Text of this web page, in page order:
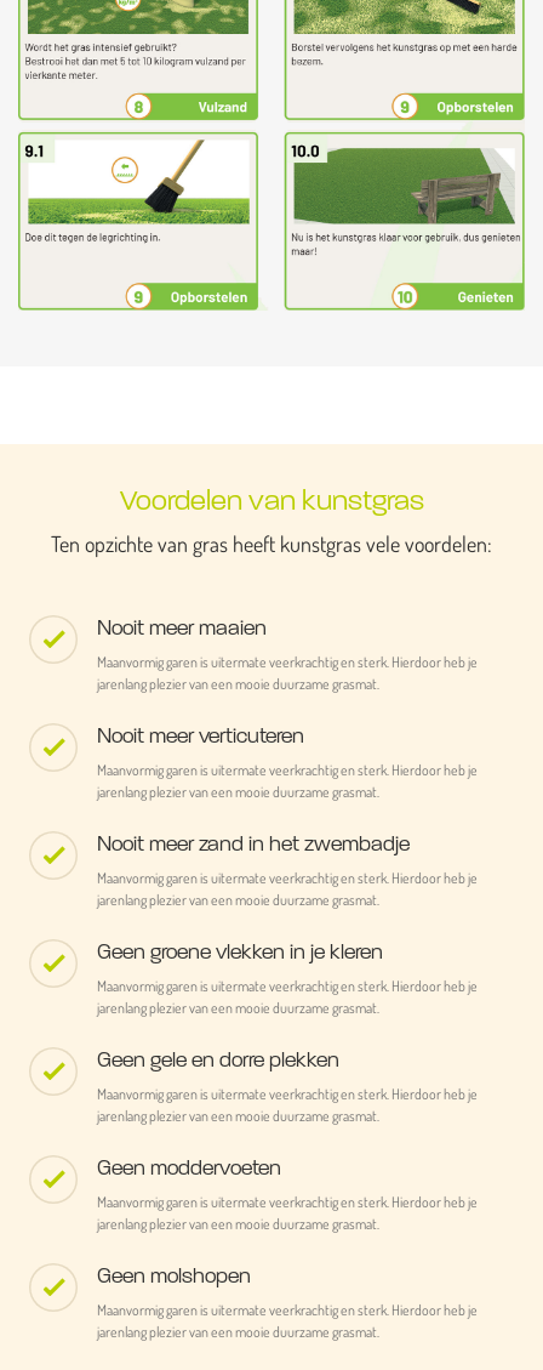
Voordelen van kunstgras
Ten opzichte van gras heeft kunstgras vele voordelen:
Nooit meer maaien
Maanvormig garen is uitermate veerkrachtig en sterk. Hierdoor heb je
jarenlang plezier van een mooie duurzame grasmat.
Nooit meer verticuteren
Maanvormig garen is uitermate veerkrachtig en sterk. Hierdoor heb je
jarenlang plezier van een mooie duurzame grasmat.
Nooit meer zand in het zwembadje
Maanvormig garen is uitermate veerkrachtig en sterk. Hierdoor heb je
jarenlang plezier van een mooie duurzame grasmat.
Geen groene vlekken in je kleren
Maanvormig garen is uitermate veerkrachtig en sterk. Hierdoor heb je
jarenlang plezier van een mooie duurzame grasmat.
Geen gele en dorre plekken
Maanvormig garen is uitermate veerkrachtig en sterk. Hierdoor heb je
jarenlang plezier van een mooie duurzame grasmat.
Geen moddervoeten
Maanvormig garen is uitermate veerkrachtig en sterk. Hierdoor heb je
jarenlang plezier van een mooie duurzame grasmat.
Geen molshopen
Maanvormig garen is uitermate veerkrachtig en sterk. Hierdoor heb je
jarenlang plezier van een mooie duurzame grasmat.